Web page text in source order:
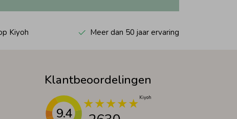
Kiyoh Meer dan 50 jaar ervaring
Klantbeoordelingen
9.4